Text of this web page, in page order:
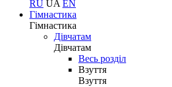
RU UA EN
Гімнастика
Гімнастика
Дівчатам
Дівчатам
Весь розділ
Взуття
Взуття